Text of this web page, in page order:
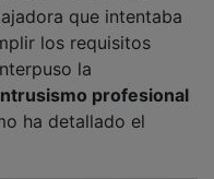
los requisitos
la
profesional
ha detallado el